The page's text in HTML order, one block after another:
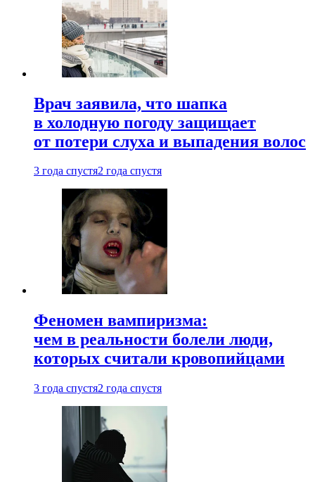
Врач заявила, что шапка
в холодную погоду защищает
от потери слуха и выпадения волос
3 года спустя2 года спустя
Феномен вампиризма:
чем в реальности болели люди,
которых считали кровопийцами
3 года спустя2 года спустя